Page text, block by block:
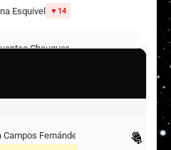
Esquivel 14
Cheuqueman
ToledoFernández